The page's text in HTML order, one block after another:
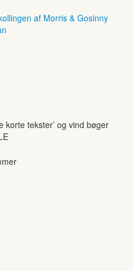
af Morris & Gosinny
korte tekster’ og vind bøger